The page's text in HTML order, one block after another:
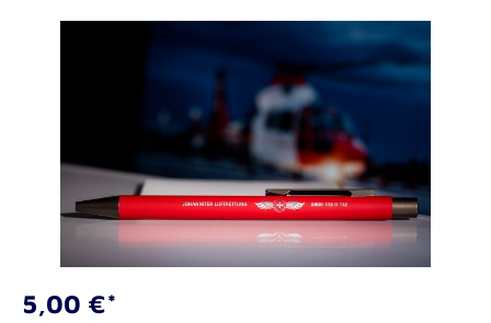
5,00 €*